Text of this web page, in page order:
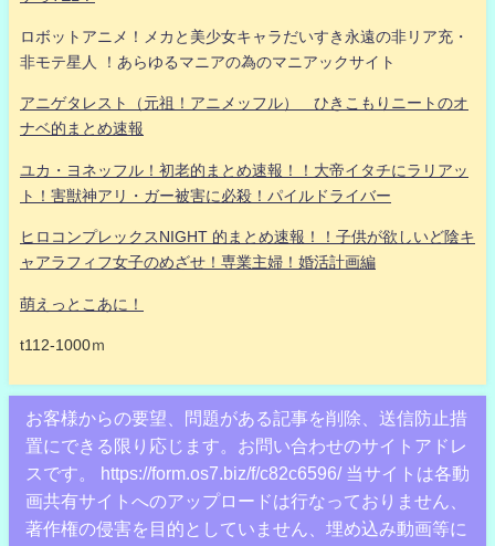
ロボットアニメ！メカと美少女キャラだいすき永遠の非リア充・
非モテ星人 ！あらゆるマニアの為のマニアックサイト
アニゲタレスト（元祖！アニメッフル） ひきこもりニートのオ
ナベ的まとめ速報
ユカ・ヨネッフル！初老的まとめ速報！！大帝イタチにラリアッ
ト！害獣神アリ・ガー被害に必殺！パイルドライバー
ヒロコンプレックスNIGHT 的まとめ速報！！子供が欲しいど陰キ
ャアラフィフ女子のめざせ！専業主婦！婚活計画編
萌えっとこあに！
t112-1000ｍ
お客様からの要望、問題がある記事を削除、送信防止措
置にできる限り応じます。お問い合わせのサイトアドレ
スです。 https://form.os7.biz/f/c82c6596/ 当サイトは各動
画共有サイトへのアップロードは行なっておりません、
著作権の侵害を目的としていません、埋め込み動画等に